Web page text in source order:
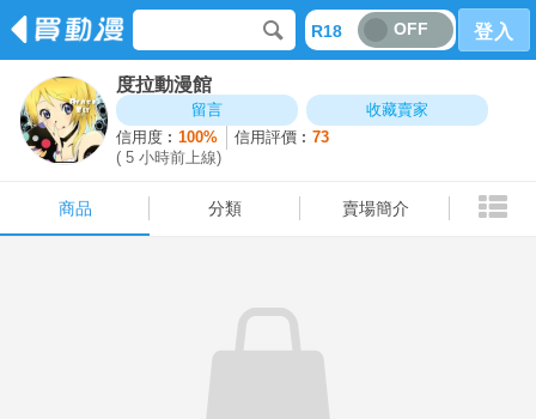
R18 OFF 登入
度拉動漫館
留言
收藏賣家
信用度︰100% 信用評價︰73
( 5 小時前上線)
商品 分類 賣場簡介
商品 分類